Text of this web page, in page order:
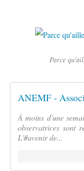
Parce
ANEMF -
À moins d'une
observatrices sont
L'#avenir de...